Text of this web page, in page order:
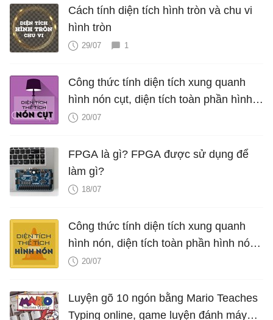
Cách tính diện tích hình tròn và chu vi
hình tròn
29/07 1
Công thức tính diện tích xung quanh
hình nón cụt, diện tích toàn phần hình
nón cụt, thể tích hình nón cụt
20/07
FPGA là gì? FPGA được sử dụng để
làm gì?
18/07
Công thức tính diện tích xung quanh
hình nón, diện tích toàn phần hình nón,
thể tích hình nón, V nón
20/07
Luyện gõ 10 ngón bằng Mario Teaches
Typing online, game luyện đánh máy